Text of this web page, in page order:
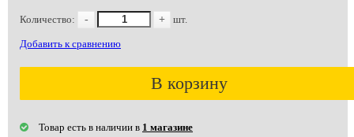
Количество: - + шт.
Добавить к сравнению
В корзину
Товар есть в наличии в 1 магазине